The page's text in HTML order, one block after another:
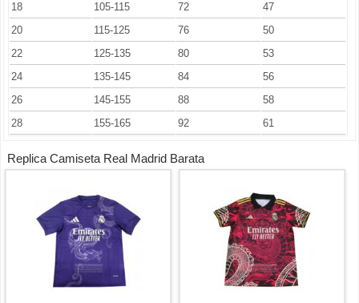
18
105-115 72
47
20
115-125 76
50
22
125-135 80
53
24
135-145 84
56
26
145-155 88
58
28
155-165 92 61
Replica Camiseta Real Madrid Barata